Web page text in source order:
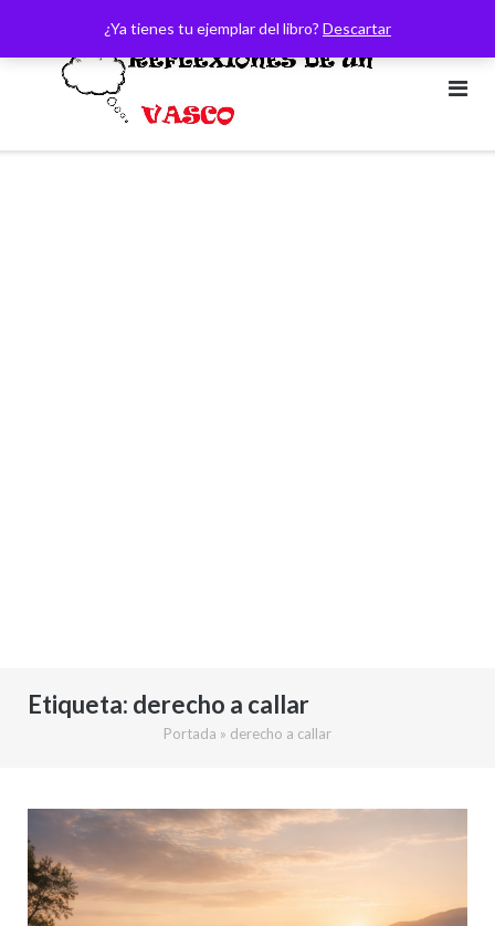
¿Ya tienes tu ejemplar del libro? Descartar
contenido
Etiqueta: derecho a callar
Portada » derecho a callar